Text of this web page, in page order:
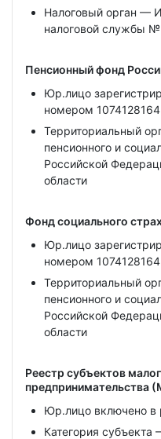
Налоговый орган —
налоговой службы
Пенсионный фонд
Юр.лицо
номером 1074128164
Территориальный
пенсионного и
Российской
области
Фонд социального
Юр.лицо
номером 1074128164
Территориальный
пенсионного и
Российской
области
Реестр субъектов
предпринимательства
Юр.лицо включено в
Категория